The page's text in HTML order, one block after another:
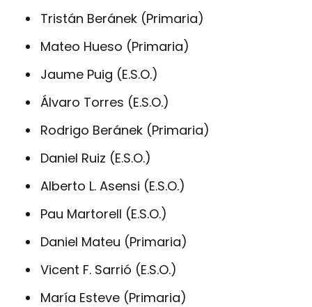
Tristán Beránek (Primaria)
Mateo Hueso (Primaria)
Jaume Puig (E.S.O.)
Álvaro Torres (E.S.O.)
Rodrigo Beránek (Primaria)
Daniel Ruiz (E.S.O.)
Alberto L. Asensi (E.S.O.)
Pau Martorell (E.S.O.)
Daniel Mateu (Primaria)
Vicent F. Sarrió (E.S.O.)
María Esteve (Primaria)